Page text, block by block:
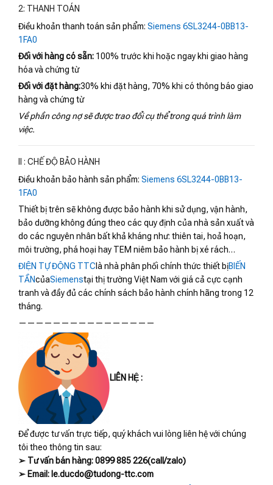
2: THANH TOÁN
Điều khoản thanh toán sản phẩm: Siemens 6SL3244-0BB13-
1FA0
Đối với hàng có sẵn: 100% trước khi hoặc ngay khi giao hàng
hóa và chứng từ
Đối với đặt hàng:30% khi đặt hàng, 70% khi có thông báo giao
hàng và chứng từ
Về phần công nợ sẽ được trao đổi cụ thể trong quá trình làm
việc.
II : CHẾ ĐỘ BẢO HÀNH
Điều khoản bảo hành sản phẩm: Siemens 6SL3244-0BB13-
1FA0
Thiết bị trên sẽ không được bảo hành khi sử dụng, vận hành,
bảo dưỡng không đúng theo các quy định của nhà sản xuất và
do các nguyên nhân bất khả kháng như: thiên tai, hoả hoạn,
môi trường, phá hoại hay TEM niêm bảo hành bị xé rách…
ĐIỆN TỰ ĐỘNG TTC là nhà phân phối chính thức thiết bịBIẾN
TẦNcủaSiemenstại thị trường Việt Nam với giá cả cực cạnh
tranh và đầy đủ các chính sách bảo hành chính hãng trong 12
tháng.
————————————————
LIÊN HỆ :
Để được tư vấn trực tiếp, quý khách vui lòng liên hệ với chúng
tôi theo thông tin sau:
➢ Tư vấn bán hàng: 0899 885 226(call/zalo)
➢ Email: le.ducdo@tudong-ttc.com